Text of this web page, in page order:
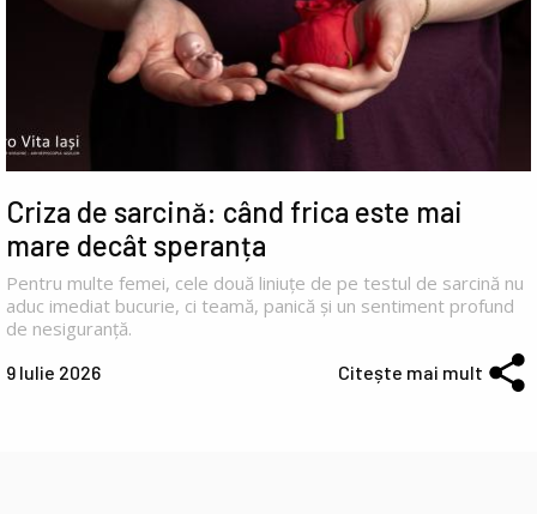
Criza de sarcină: când frica este mai
mare decât speranța
Pentru multe femei, cele două liniuțe de pe testul de sarcină nu
aduc imediat bucurie, ci teamă, panică și un sentiment profund
de nesiguranță.
9 Iulie 2026 Citește mai mult